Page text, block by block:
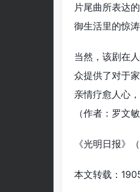
片尾曲所表达
御生活里的惊涛
当然，该剧在
众提供了对于
亲情疗愈人心
（作者：罗文
《光明日报》
本文转载：